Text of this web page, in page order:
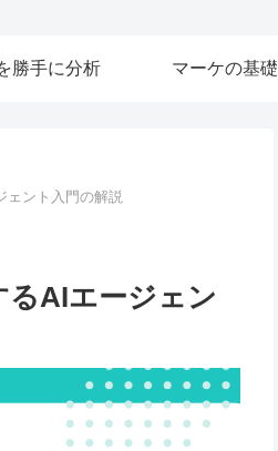
勝手に分析 マーケの基礎
ェント入門の解説
AIエージェン